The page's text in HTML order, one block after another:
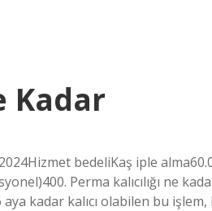
Kadar
bedeliKaş iple
Perma kalıcılığı ne
kadar kalıcı olabilen bu